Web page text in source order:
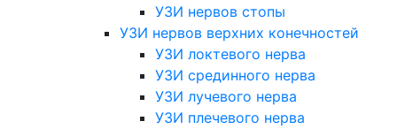
УЗИ нервов стопы
УЗИ нервов верхних конечностей
УЗИ локтевого нерва
УЗИ срединного нерва
УЗИ лучевого нерва
УЗИ плечевого нерва